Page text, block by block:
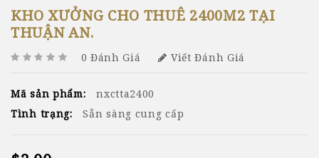
KHO XƯỞNG CHO THUÊ 2400M2 TẠI
THUẬN AN.
0 Đánh Giá Viết Đánh Giá
Mã sản phẩm:
nxctta2400
Tình trạng:
Sẵn sàng cung cấp